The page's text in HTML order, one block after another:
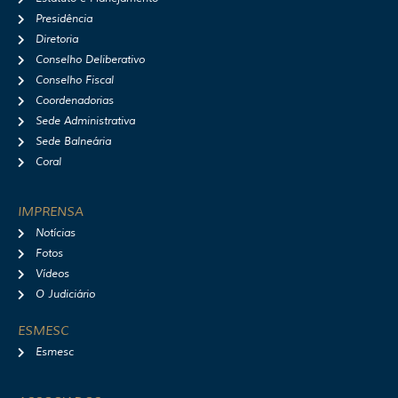
Presidência
Diretoria
Conselho Deliberativo
Conselho Fiscal
Coordenadorias
Sede Administrativa
Sede Balneária
Coral
IMPRENSA
Notícias
Fotos
Vídeos
O Judiciário
ESMESC
Esmesc